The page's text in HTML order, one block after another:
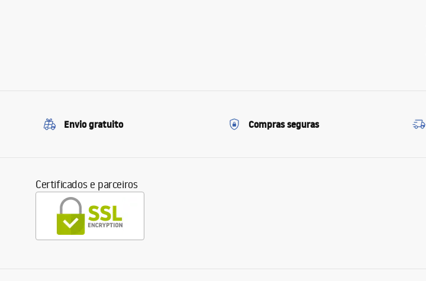
Envio gratuito Compras seguras
Certificados e parceiros